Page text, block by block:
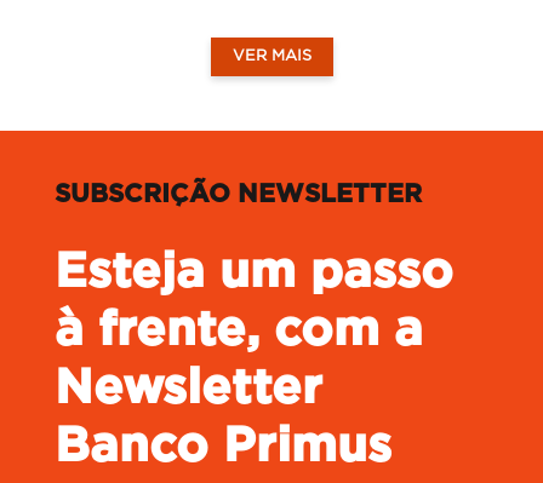
VER MAIS
SUBSCRIÇÃO NEWSLETTER
Esteja um passo
à frente, com a
Newsletter
Banco Primus